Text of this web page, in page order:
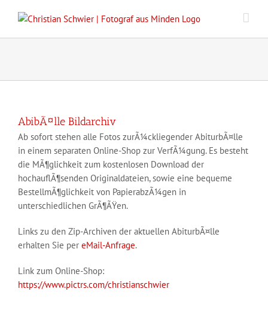
Inhalt
AbibÃ¤lle Bildarchiv
Ab sofort stehen alle Fotos zurÃ¼ckliegender AbiturbÃ¤lle
in einem separaten Online-Shop zur VerfÃ¼gung. Es besteht
die MÃ¶glichkeit zum kostenlosen Download der
hochauflÃ¶senden Originaldateien, sowie eine bequeme
BestellmÃ¶glichkeit von PapierabzÃ¼gen in
unterschiedlichen GrÃ¶ÃŸen.
Links zu den Zip-Archiven der aktuellen AbiturbÃ¤lle
erhalten Sie per eMail-Anfrage.
Link zum Online-Shop:
https://www.pictrs.com/christianschwier